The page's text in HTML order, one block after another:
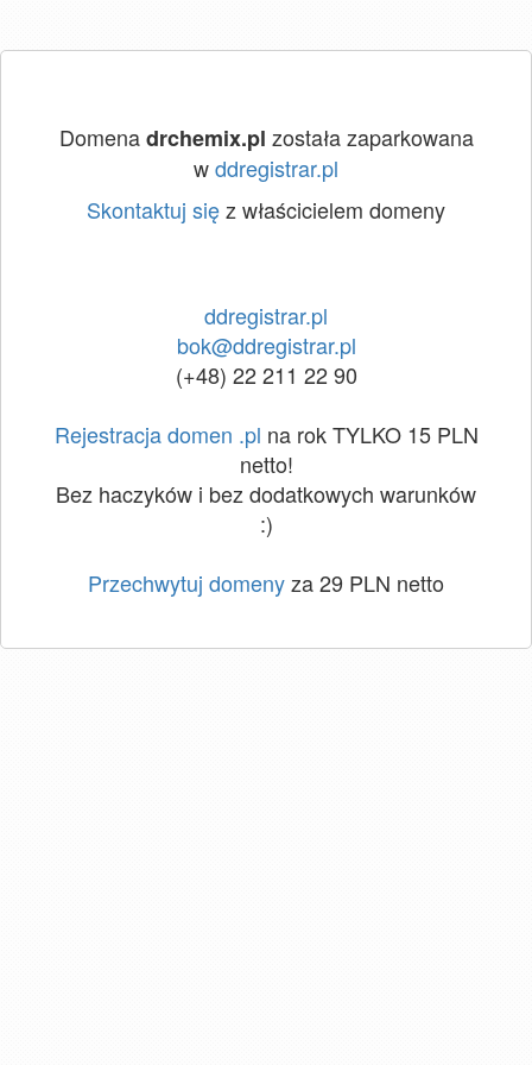
Domenadrchemix.pl została zaparkowana
wddregistrar.pl
Skontaktuj sięz właścicielem domeny
ddregistrar.pl
bok@ddregistrar.pl
(+48) 22 211 22 90
Rejestracja domen .pl na rok TYLKO 15 PLN
netto!
Bez haczyków i bez dodatkowych warunków
:)
Przechwytuj domenyza 29 PLN netto